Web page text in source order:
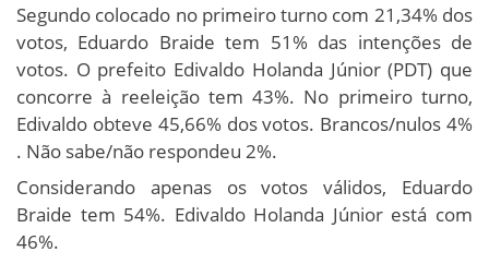
Segundo colocado no primeiro turno com 21,34% dos
votos, Eduardo Braide tem 51% das intenções de
votos. O prefeito Edivaldo Holanda Júnior (PDT) que
concorre à reeleição tem 43%. No primeiro turno,
Edivaldo obteve 45,66% dos votos. Brancos/nulos 4%
. Não sabe/não respondeu 2%.
Considerando apenas os votos válidos, Eduardo
Braide tem 54%. Edivaldo Holanda Júnior está com
46%.